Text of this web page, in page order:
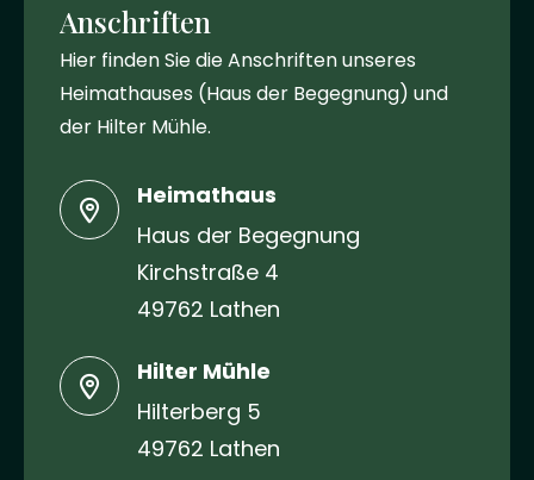
Anschriften
Hier finden Sie die Anschriften unseres
Heimathauses (Haus der Begegnung) und
der Hilter Mühle.
Heimathaus
Haus der Begegnung
Kirchstraße 4
49762 Lathen
Hilter Mühle
Hilterberg 5
49762 Lathen